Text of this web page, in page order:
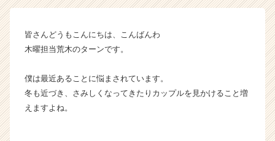
タ
ム
ラ
|
ベ
皆さんどうもこんにちは、こんばんわ
木曜担当荒木のターンです。
僕は最近あることに悩まされています。
冬も近づき、さみしくなってきたりカップルを見かけること増
えますよね。